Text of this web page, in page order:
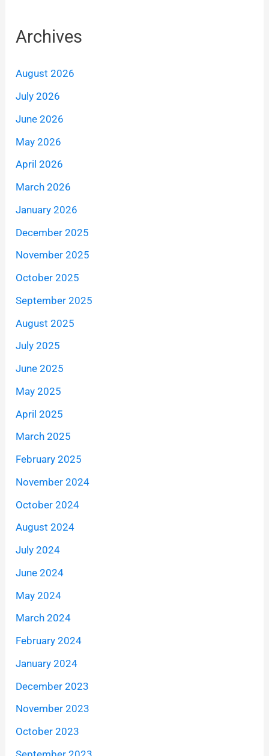
Archives
August 2026
July 2026
June 2026
May 2026
April 2026
March 2026
January 2026
December 2025
November 2025
October 2025
September 2025
August 2025
July 2025
June 2025
May 2025
April 2025
March 2025
February 2025
November 2024
October 2024
August 2024
July 2024
June 2024
May 2024
March 2024
February 2024
January 2024
December 2023
November 2023
October 2023